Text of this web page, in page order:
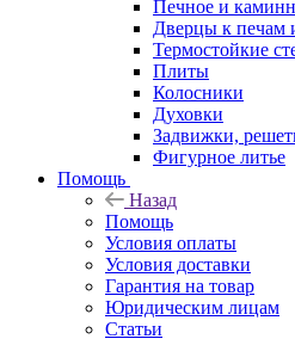
Печное и
Дверцы к печам
Термостойкие
Плиты
Колосники
Духовки
Задвижки,
Фигурное литье
Помощь
Назад
Помощь
Условия оплаты
Условия доставки
Гарантия на товар
Юридическим лицам
Статьи